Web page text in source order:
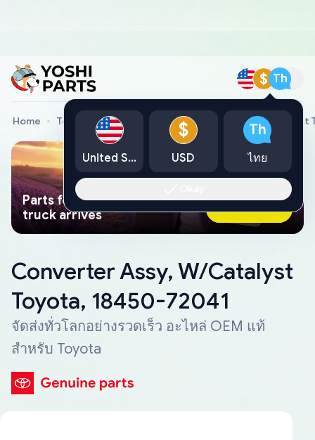
$ Th
Home Toyota Genuine Parts Converter Assy, W/Catalyst
Parts found faster than a tow
truck arrives
Ask AI Now
Converter Assy, W/Catalyst
Toyota, 18450-72041
จัดส่งทั่วโลกอย่างรวดเร็ว อะไหล่ OEM แท้
สำหรับ Toyota
United States
$
USD
Th
ไทย